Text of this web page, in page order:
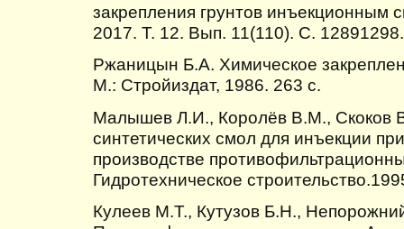
закрепления грунтов инъекционным
2017. Т. 12. Вып. 11(110). С. 12891298.
Ржаницын Б.А. Химическое
М.: Стройиздат, 1986. 263 с.
Малышев Л.И., Королёв В.М., Скоков
синтетических смол для инъекции
производстве
Гидротехническое
Кулеев М.Т., Кутузов Б.Н.,